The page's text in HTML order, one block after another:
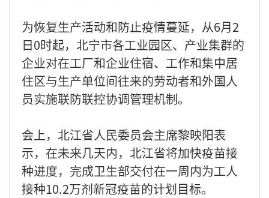
为恢复生产活动和防止疫情蔓延，从6月2
日0时起，北宁市各工业园区、产业集群的
企业对在工厂和企业住宿、工作和集中居
住区与生产单位间往来的劳动者和外国人
员实施联防联控协调管理机制。
会上，北江省人民委员会主席黎映阳表
示，在未来几天内，北江省将加快疫苗接
种进度，完成卫生部交付在一周内为工人
接种10.2万剂新冠疫苗的计划目标。